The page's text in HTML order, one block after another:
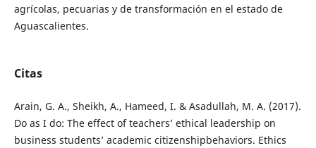
agrícolas, pecuarias y de transformación en el estado de
Aguascalientes.
Citas
Arain, G. A., Sheikh, A., Hameed, I. & Asadullah, M. A. (2017).
Do as I do: The effect of teachers’ ethical leadership on
business students’ academic citizenshipbehaviors. Ethics